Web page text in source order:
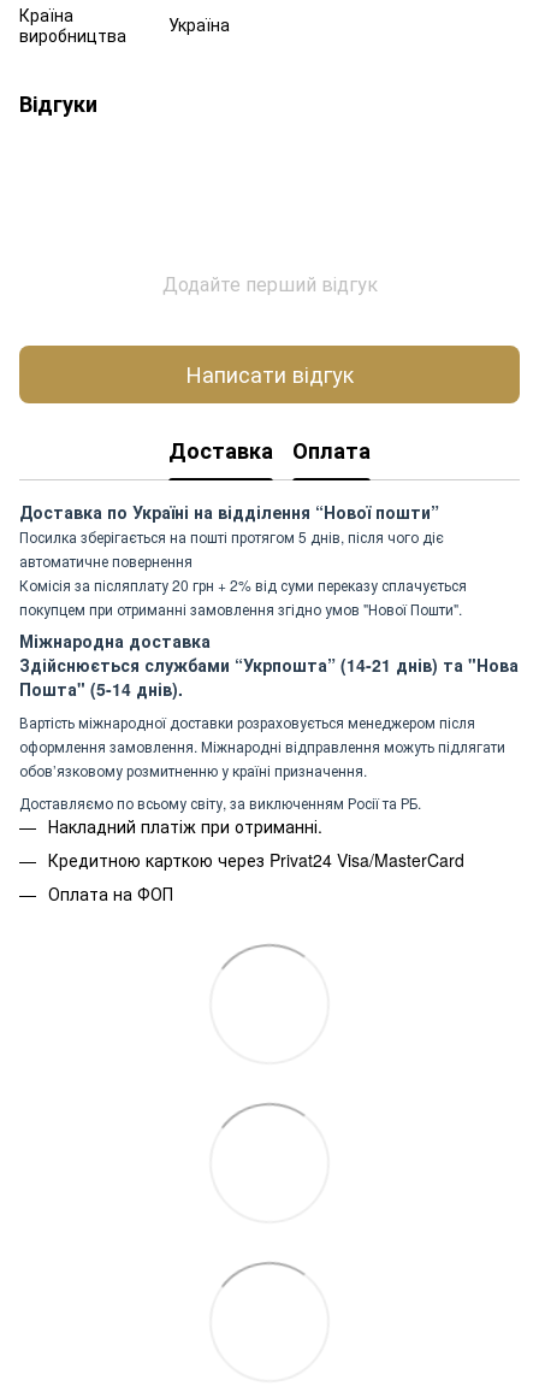
Країна
виробництва
Україна
Відгуки
Додайте перший відгук
Написати відгук
Доставка Оплата
Доставка по Україні на відділення “Нової пошти”
Посилка зберігається на пошті протягом 5 днів, після чого діє
автоматичне повернення
Комісія за післяплату 20 грн + 2% від суми переказу сплачується
покупцем при отриманні замовлення згідно умов "Нової Пошти".
Міжнародна доставка
Здійснюється службами “Укрпошта” (14-21 днів) та "Нова
Пошта" (5-14 днів).
Вартість міжнародної доставки розраховується менеджером після
оформлення замовлення. Міжнародні відправлення можуть підлягати
обов’язковому розмитненню у країні призначення.
Доставляємо по всьому світу, за виключенням Росії та РБ.
Накладний платіж при отриманні.
Кредитною карткою через Privat24 Visa/MasterCard
Оплата на ФОП